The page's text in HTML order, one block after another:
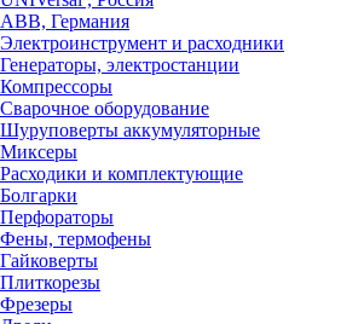
ABB, Германия
Электроинструмент и расходники
Генераторы, электростанции
Компрессоры
Сварочное оборудование
Шуруповерты аккумуляторные
Миксеры
Расходики и комплектующие
Болгарки
Перфораторы
Фены, термофены
Гайковерты
Плиткорезы
Фрезеры